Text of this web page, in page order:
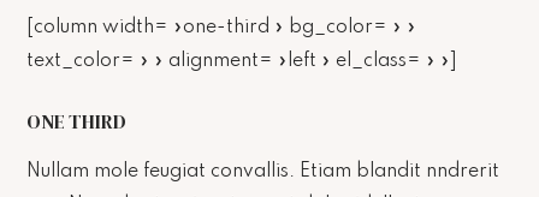
[column width= »one-third » bg_color= » »
text_color= » » alignment= »left » el_class= » »]
ONE THIRD
Nullam mole feugiat convallis. Etiam blandit nndrerit